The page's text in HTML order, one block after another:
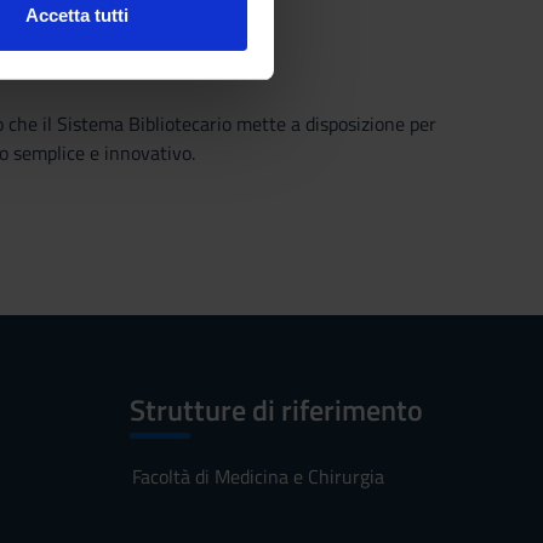
che hai fornito loro o
Accetta tutti
il Sistema Bibliotecario mette a disposizione per
semplice e innovativo.
Strutture di riferimento
Facoltà di Medicina e Chirurgia